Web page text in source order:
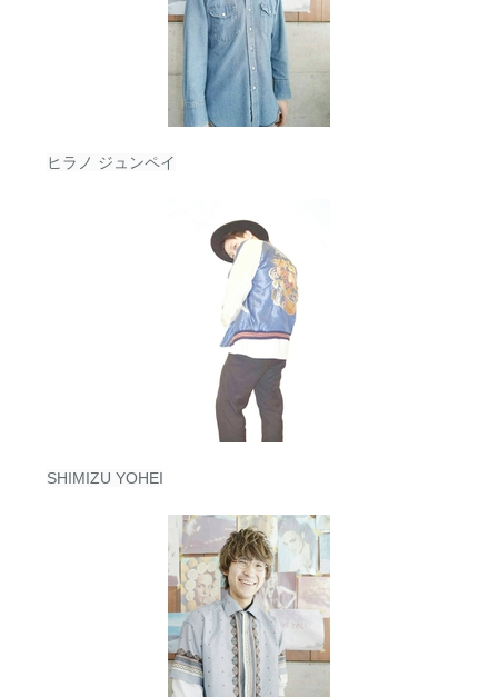
ヒラノ ジュンペイ
SHIMIZU YOHEI